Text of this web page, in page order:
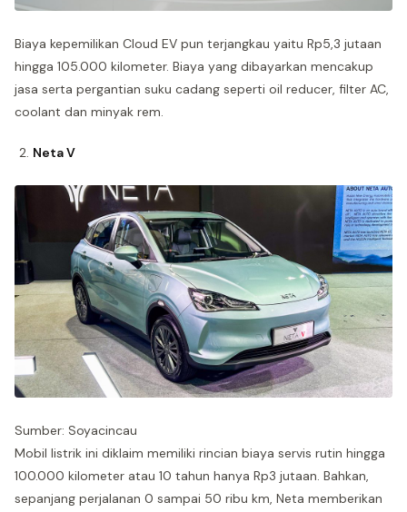
Biaya kepemilikan Cloud EV pun terjangkau yaitu Rp5,3 jutaan
hingga 105.000 kilometer. Biaya yang dibayarkan mencakup
jasa serta pergantian suku cadang seperti oil reducer, filter AC,
coolant dan minyak rem.
Neta V
Sumber: Soyacincau
Mobil listrik ini diklaim memiliki rincian biaya servis rutin hingga
100.000 kilometer atau 10 tahun hanya Rp3 jutaan. Bahkan,
sepanjang perjalanan 0 sampai 50 ribu km, Neta memberikan